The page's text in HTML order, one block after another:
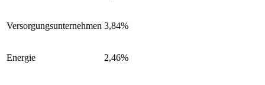
Versorgungsunternehmen 3,84%
Energie 2,46%